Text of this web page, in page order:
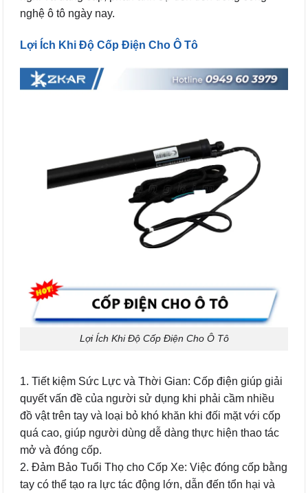
nghệ ô tô ngày nay.
Lợi Ích Khi Độ Cốp Điện Cho Ô Tô
Lợi Ích Khi Độ Cốp Điện Cho Ô Tô
1. Tiết kiệm Sức Lực và Thời Gian: Cốp điện giúp giải
quyết vấn đề của người sử dụng khi phải cầm nhiều
đồ vật trên tay và loại bỏ khó khăn khi đối mặt với cốp
quá cao, giúp người dùng dễ dàng thực hiện thao tác
mở và đóng cốp.
2. Đảm Bảo Tuổi Thọ cho Cốp Xe: Việc đóng cốp bằng
tay có thể tạo ra lực tác động lớn, dẫn đến tổn hại và